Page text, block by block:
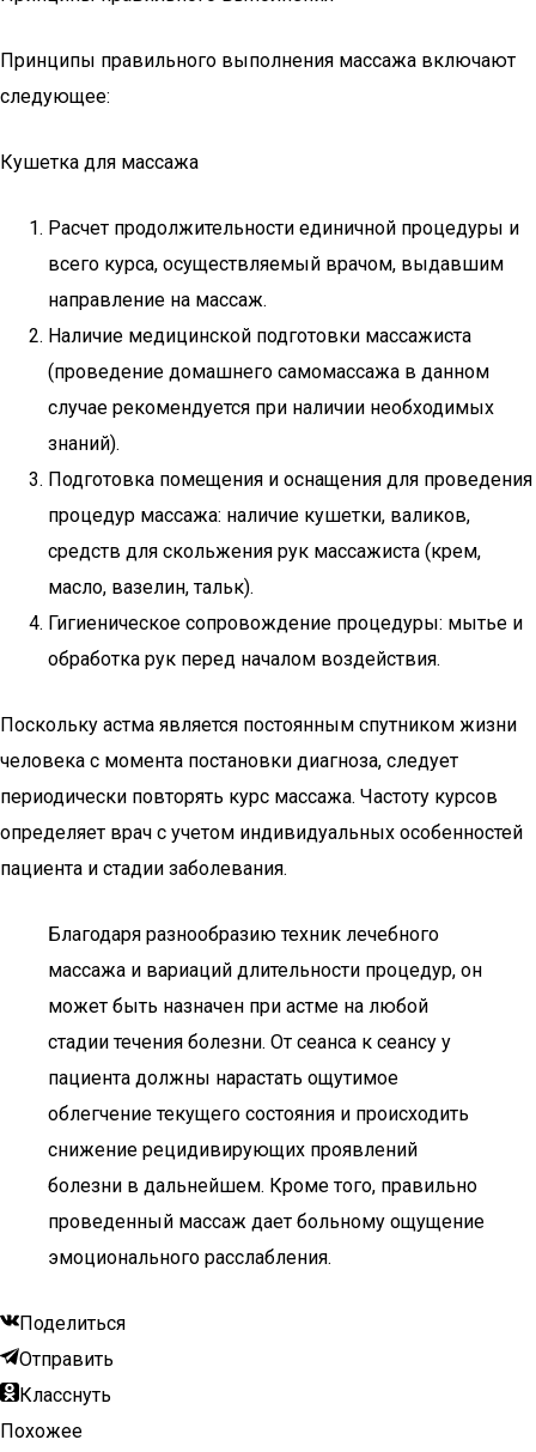
Принципы правильного выполнения массажа включают
следующее:
Кушетка для массажа
Расчет продолжительности единичной процедуры и
всего курса, осуществляемый врачом, выдавшим
направление на массаж.
Наличие медицинской подготовки массажиста
(проведение домашнего самомассажа в данном
случае рекомендуется при наличии необходимых
знаний).
Подготовка помещения и оснащения для проведения
процедур массажа: наличие кушетки, валиков,
средств для скольжения рук массажиста (крем,
масло, вазелин, тальк).
Гигиеническое сопровождение процедуры: мытье и
обработка рук перед началом воздействия.
Поскольку астма является постоянным спутником жизни
человека с момента постановки диагноза, следует
периодически повторять курс массажа. Частоту курсов
определяет врач с учетом индивидуальных особенностей
пациента и стадии заболевания.
Благодаря разнообразию техник лечебного
массажа и вариаций длительности процедур, он
может быть назначен при астме на любой
стадии течения болезни. От сеанса к сеансу у
пациента должны нарастать ощутимое
облегчение текущего состояния и происходить
снижение рецидивирующих проявлений
болезни в дальнейшем. Кроме того, правильно
проведенный массаж дает больному ощущение
эмоционального расслабления.
Поделиться
Отправить
Класснуть
Похожее